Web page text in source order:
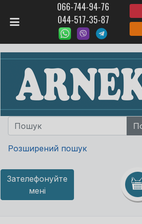
066-744-94-76
044-517-35-87
Розширений пошук
Зателефонуйте
мені